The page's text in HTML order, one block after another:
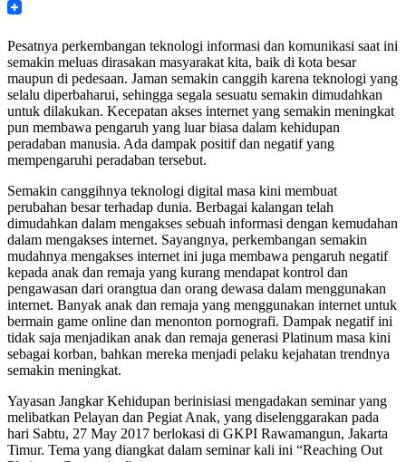
WeChat
Pesatnya perkembangan teknologi informasi dan komunikasi saat ini
semakin meluas dirasakan masyarakat kita, baik di kota besar
maupun di pedesaan. Jaman semakin canggih karena teknologi yang
selalu diperbaharui, sehingga segala sesuatu semakin dimudahkan
untuk dilakukan. Kecepatan akses internet yang semakin meningkat
pun membawa pengaruh yang luar biasa dalam kehidupan
peradaban manusia. Ada dampak positif dan negatif yang
mempengaruhi peradaban tersebut.
Semakin canggihnya teknologi digital masa kini membuat
perubahan besar terhadap dunia. Berbagai kalangan telah
dimudahkan dalam mengakses sebuah informasi dengan kemudahan
dalam mengakses internet. Sayangnya, perkembangan semakin
mudahnya mengakses internet ini juga membawa pengaruh negatif
kepada anak dan remaja yang kurang mendapat kontrol dan
pengawasan dari orangtua dan orang dewasa dalam menggunakan
internet. Banyak anak dan remaja yang menggunakan internet untuk
bermain game online dan menonton pornografi. Dampak negatif ini
tidak saja menjadikan anak dan remaja generasi Platinum masa kini
sebagai korban, bahkan mereka menjadi pelaku kejahatan trendnya
semakin meningkat.
Yayasan Jangkar Kehidupan berinisiasi mengadakan seminar yang
melibatkan Pelayan dan Pegiat Anak, yang diselenggarakan pada
hari Sabtu, 27 May 2017 berlokasi di GKPI Rawamangun, Jakarta
Timur. Tema yang diangkat dalam seminar kali ini “Reaching Out